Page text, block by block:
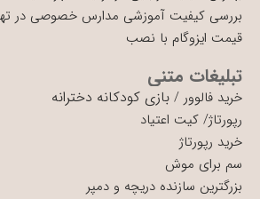
بررسی کیفیت آموزشی مدارس خصوصی در
قیمت ایزوگام با نصب
تبلیغات متنی
خرید فالوور / بازی کودکانه دخترانه
رپورتاژ/ کیت اعتیاد
خرید رپورتاژ
سم برای موش
بزرگترین سازنده دریچه و دمپر